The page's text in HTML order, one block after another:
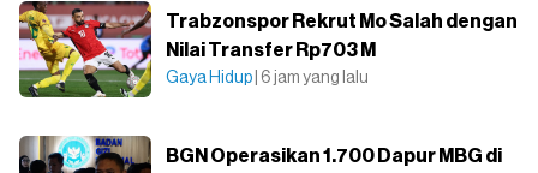
Trabzonspor Rekrut Mo Salah dengan
Nilai Transfer Rp703 M
Gaya Hidup | 6 jam yang lalu
BGN Operasikan 1.700 Dapur MBG di